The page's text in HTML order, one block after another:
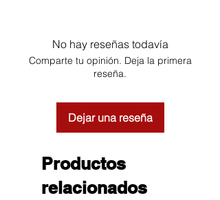
No hay reseñas todavía
Comparte tu opinión. Deja la primera
reseña.
Dejar una reseña
Productos
relacionados